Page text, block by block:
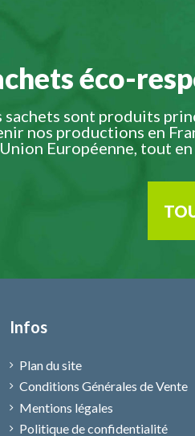
éco-
sachets sont produits
nos productions en
Européenne, tout
Infos
Plan du site
Conditions Générales de Vente
Mentions légales
Politique de confidentialité